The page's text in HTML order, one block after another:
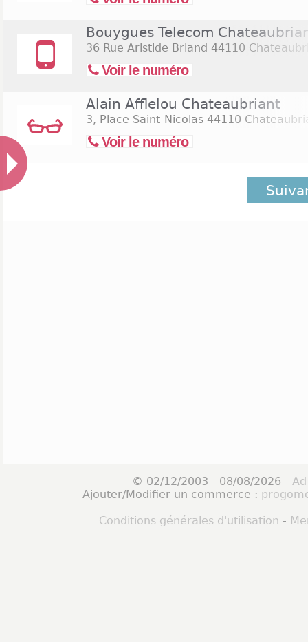
Bouygues Telecom
36 Rue Aristide Briand 44110
Voir le numéro
Alain Afflelou Chateaubriant
3, Place Saint-Nicolas 44110
Voir le numéro
© 02/12/2003 - 08/08/2026 -
Ajouter/Modifier un commerce :
Conditions générales d'utilisation -